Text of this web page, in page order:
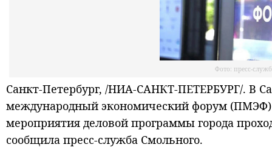
Фото: пресс-
Санкт-Петербург, /НИА-САНКТ-ПЕТЕРБУРГ/. В
международный экономический форум
мероприятия деловой программы города
сообщила пресс-служба Смольного.